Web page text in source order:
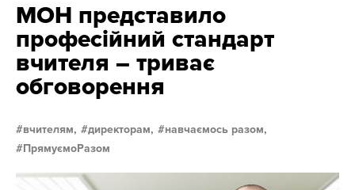
МОН представило
професійний стандарт
вчителя – триває
обговорення
вчителям, директорам,
навчаємось разом,
ПрямуємоРазом